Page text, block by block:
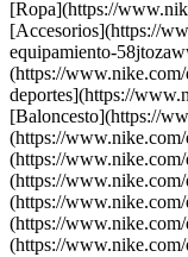
[Ropa](https://
[Accesorios](https://
equipamiento-
(https://
deportes](https://
[Baloncesto](https://
(https://
(https://
(https://
(https://
(https://
(https://